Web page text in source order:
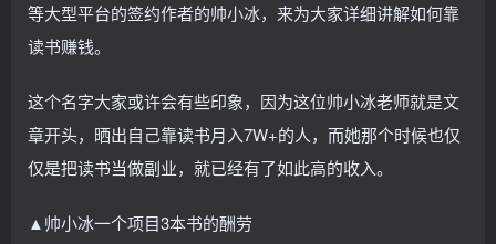
等大型平台的签约作者的帅小冰，来为大家详细讲解如何靠
读书赚钱。
这个名字大家或许会有些印象，因为这位帅小冰老师就是文
章开头，晒出自己靠读书月入7W+的人，而她那个时候也仅
仅是把读书当做副业，就已经有了如此高的收入。
▲帅小冰一个项目3本书的酬劳